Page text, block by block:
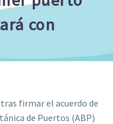
con
firmar el acuerdo de
de Puertos (ABP)